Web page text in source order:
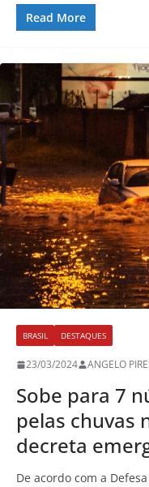
Read More
BRASIL DESTAQUES
23/03/2024 ANGELO
Sobe para 7
pelas chuvas
decreta
De acordo com a